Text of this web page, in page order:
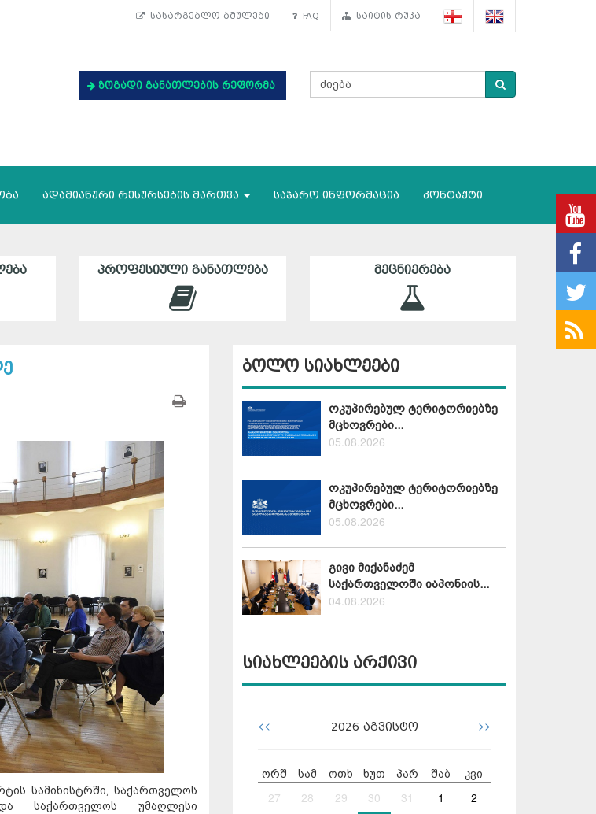
სასარგებლო ბმულები FAQ საიტის რუკა
ზოგადი განათლების რეფორმა
ადამიანური რესურსების მართვა საჯარო ინფორმაცია კონტაქტი
ᲞᲠᲝᲤᲔᲡᲘᲣᲚᲘ ᲒᲐᲜᲐᲗᲚᲔᲑᲐ ᲛᲔᲪᲜᲘᲔᲠᲔᲑᲐ
სამინისტრში, საქართველოს
საქართველოს უმაღლესი
ბოლო სიახლეები
ოკუპირებულ ტერიტორიებზე
მცხოვრები...
05.08.2026
ოკუპირებულ ტერიტორიებზე
მცხოვრები...
05.08.2026
გივი მიქანაძემ
საქართველოში იაპონიის...
04.08.2026
სიახლეების არქივი
<< 2026 აგვისტო >>
ორშ სამ ოთხ ხუთ პარ შაბ კვი
27 28 29 30 31 1
2